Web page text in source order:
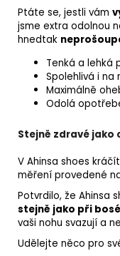
Ptáte se, jestli vám
jsme extra odolnou
hnedtak
Tenká a lehká
Spolehlivá i na
Maximálně
Odolá
Stejně zdravé jako
V Ahinsa shoes
měření provedené
Potvrdilo, že Ahinsa
stejně jako při
vaši nohu svazují a
Udělejte něco pro